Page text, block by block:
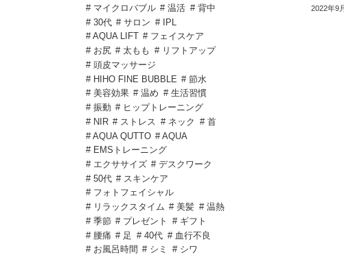
# マイクロバブル # 温活 # 背中
# 30代 # サロン # IPL
# AQUA LIFT # フェイスケア
# お尻 # 太もも # リフトアップ
# 頭皮マッサージ
# HIHO FINE BUBBLE # 節水
# 美容効果 # 温め # 生活習慣
# 振動 # ヒップトレーニング
# NIR # ストレス # ネック # 首
# AQUA QUTTO # AQUA
# EMSトレーニング
# エクササイズ # デスクワーク
# 50代 # スキンケア
# フォトフェイシャル
# リラックスタイム # 美髪 # 温熱
# 季節 # プレゼント
# ギフト
# 腰痛 # 足 # 40代 # 血行不良
# お風呂時間 # シミ
# シワ